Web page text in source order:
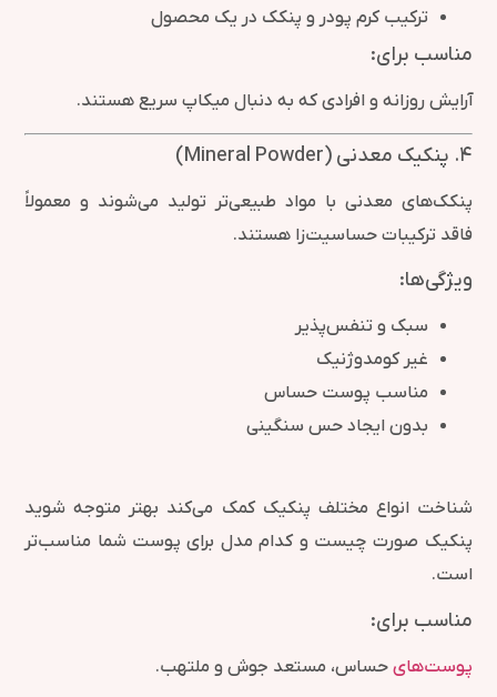
ترکیب کرم پودر و پنکک در یک محصول
مناسب برای:
آرایش روزانه و افرادی که به دنبال میکاپ سریع هستند.
۴. پنکیک معدنی (Mineral Powder)
پنکک‌های معدنی با مواد طبیعی‌تر تولید می‌شوند و معمولاً
فاقد ترکیبات حساسیت‌زا هستند.
ویژگی‌ها:
سبک و تنفس‌پذیر
غیر کومدوژنیک
مناسب پوست حساس
بدون ایجاد حس سنگینی
شناخت انواع مختلف پنکیک کمک می‌کند بهتر متوجه شوید
پنکیک صورت چیست و کدام مدل برای پوست شما مناسب‌تر
است.
مناسب برای:
پوست‌های حساس، مستعد جوش و ملتهب.